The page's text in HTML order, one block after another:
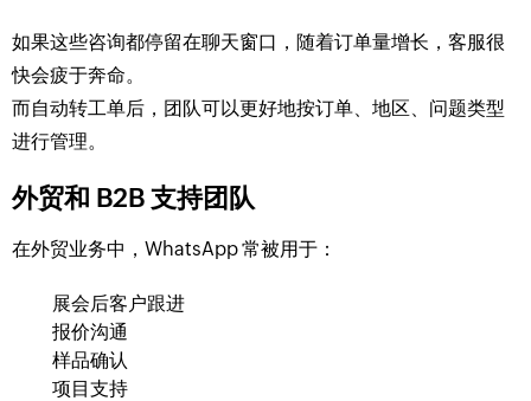
如果这些咨询都停留在聊天窗口，随着订单量增长，客服很
快会疲于奔命。
而自动转工单后，团队可以更好地按订单、地区、问题类型
进行管理。
外贸和 B2B 支持团队
在外贸业务中，WhatsApp 常被用于：
展会后客户跟进
报价沟通
样品确认
项目支持